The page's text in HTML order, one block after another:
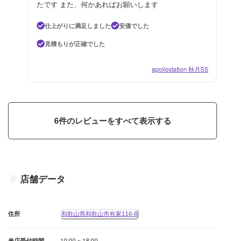
たです また、何かあればお願いします
仕上がりに満足しました
安価でした
見積もりが正確でした
apollostation 秋月SS
6件のレビューをすべて表示する
店舗データ
住所 和歌山県和歌山市有家116-8